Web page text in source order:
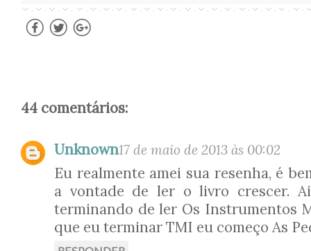
44 comentários:
Unknown17 de maio de 2013 às 00:02
Eu realmente amei sua resenha, é
a vontade de ler o livro crescer.
terminando de ler Os Instrumentos
que eu terminar TMI eu começo As